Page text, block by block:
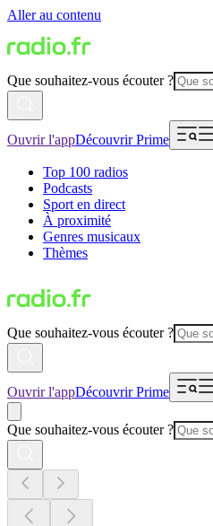
Aller au contenu
Que souhaitez-vous écouter ?
Ouvrir l'appDécouvrir Prime
Top 100 radios
Podcasts
Sport en direct
À proximité
Genres musicaux
Thèmes
Que souhaitez-vous écouter ?
Ouvrir l'appDécouvrir Prime
Que souhaitez-vous écouter ?